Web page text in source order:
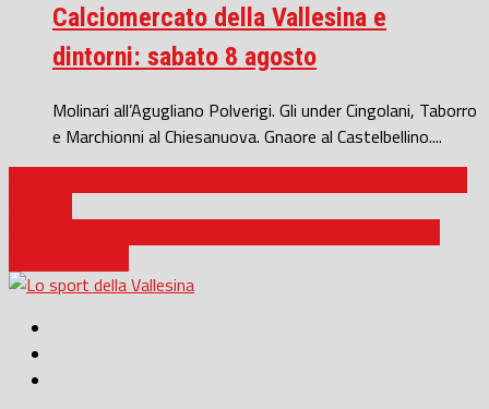
Calciomercato della Vallesina e
dintorni: sabato 8 agosto
Molinari all’Agugliano Polverigi. Gli under Cingolani, Taborro
e Marchionni al Chiesanuova. Gnaore al Castelbellino....